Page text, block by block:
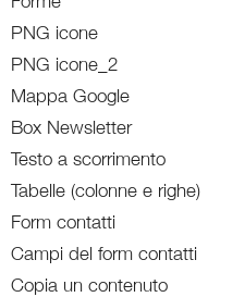
PNG icone
PNG icone_2
Mappa Google
Box Newsletter
Testo a scorrimento
Tabelle (colonne e righe)
Form contatti
Campi del form contatti
Copia un contenuto